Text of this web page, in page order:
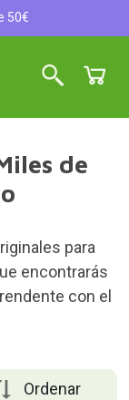
50€
de
para
encontrarás
con el
Ordenar